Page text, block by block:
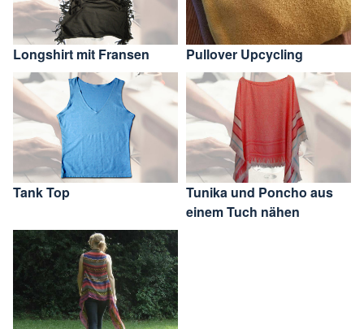
Longshirt mit Fransen Pullover Upcycling
Tank Top
Tunika und Poncho aus
einem Tuch nähen